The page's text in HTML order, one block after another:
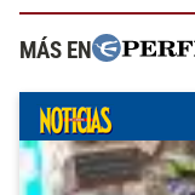
MÁS EN